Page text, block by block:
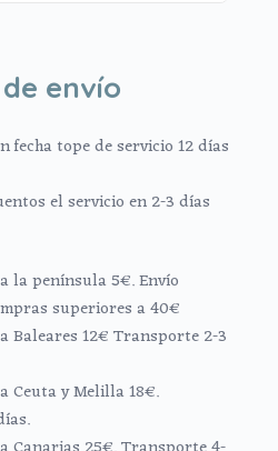
envío
fecha tope de servicio 12 días
el servicio en 2-3 días
la península 5€. Envío
superiores a 40€
Baleares 12€ Transporte 2-3
Ceuta y Melilla 18€.